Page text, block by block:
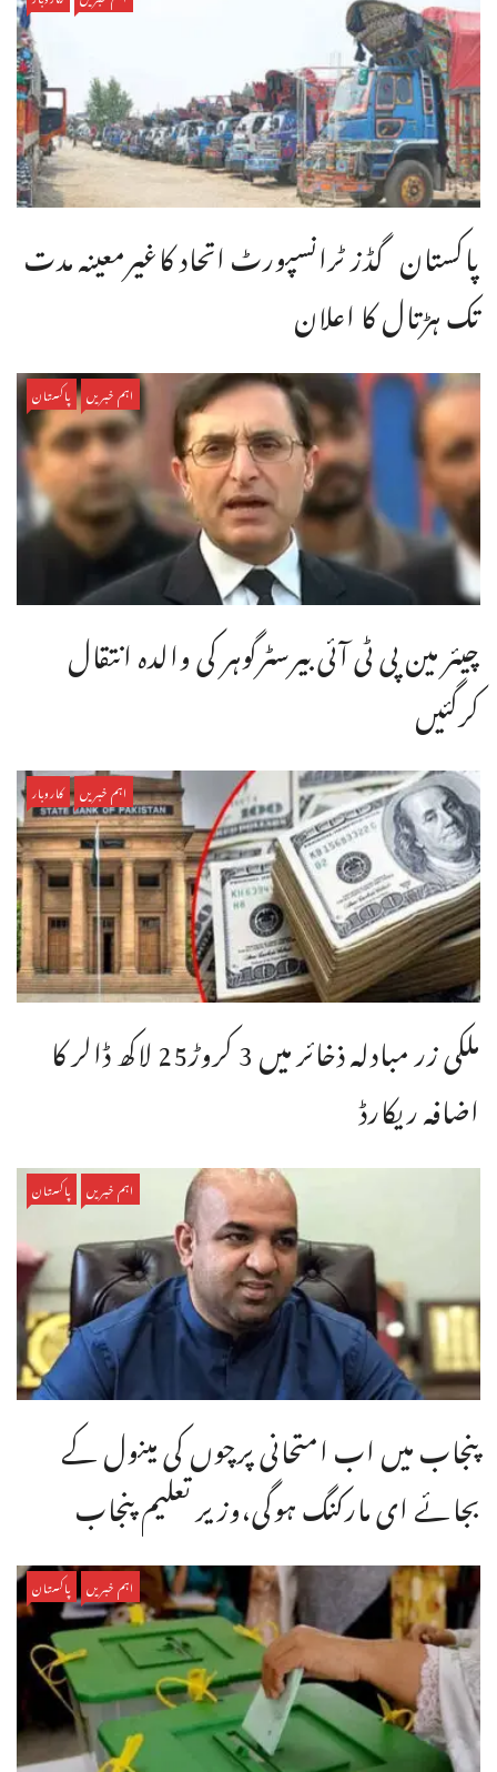
پاکستان گڈز ٹرانسپورٹ اتحاد کاغیرمعینہ مدت
تک ہڑتال کا اعلان
اہم خبریں پاکستان
چیئر مین پی ٹی آئی بیرسٹرگوہر کی والدہ انتقال
کرگئیں
اہم خبریں کاروبار
ملکی زر مبادلہ ذخائر میں 3 کروڑ25 لاکھ ڈالر کا
اضافہ ریکارڈ
اہم خبریں پاکستان
پنجاب میں اب امتحانی پرچوں کی مینول کے
بجائے ای مارکنگ ہوگی،وزیر تعلیم پنجاب
اہم خبریں پاکستان